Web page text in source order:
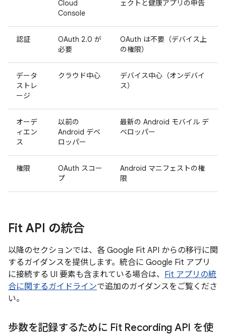
Cloud
Console
ェクトと健康アプリの申告
認証
OAuth 2.0 が
必要
OAuth は不要（デバイス上
の権限）
データ
ストレ
ージ
クラウド中心
デバイス中心（オンデバイ
ス）
オーデ
ィエン
ス
以前の
Android デベ
ロッパー
最新の Android モバイル デ
ベロッパー
権限
OAuth スコー
プ
Android マニフェストの権
限
Fit API の統合
以降のセクションでは、各 Google Fit API からの移行に関
するガイダンスを提供します。統合に Google Fit アプリ
に接続する UI 要素も含まれている場合は、 Fit アプリの統
合に関するガイドラインで追加のガイダンスをご覧くださ
い。
歩数を記録するために Fit Recording API を使